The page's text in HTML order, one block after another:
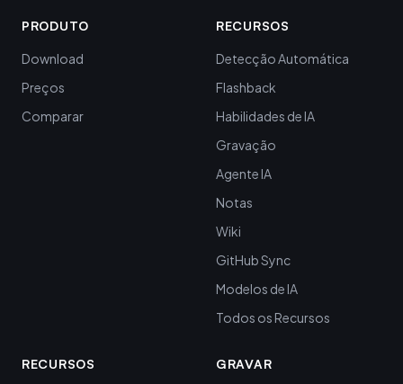
PRODUTO
Download
Preços
Comparar
RECURSOS
Detecção Automática
Flashback
Habilidades de IA
Gravação
Agente IA
Notas
Wiki
GitHub Sync
Modelos de IA
Todos os Recursos
RECURSOS GRAVAR